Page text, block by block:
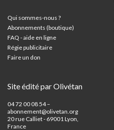
Qui sommes-nous ?
Abonnements (boutique)
FAQ - aide en ligne
Régie publicitaire
Faire un don
Site édité par Olivétan
04 72 00 08 54 –
abonnement@olivetan.org
20 rue Calliet - 69001 Lyon,
France